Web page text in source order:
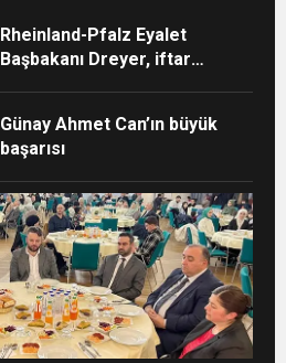
Rheinland-Pfalz Eyalet
Başbakanı Dreyer, iftar
Günay Ahmet Can’ın büyük
başarısı